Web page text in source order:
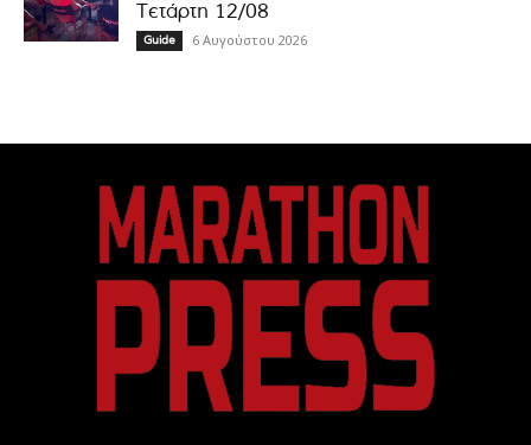
Τετάρτη 12/08
Guide 6 Αυγούστου 2026